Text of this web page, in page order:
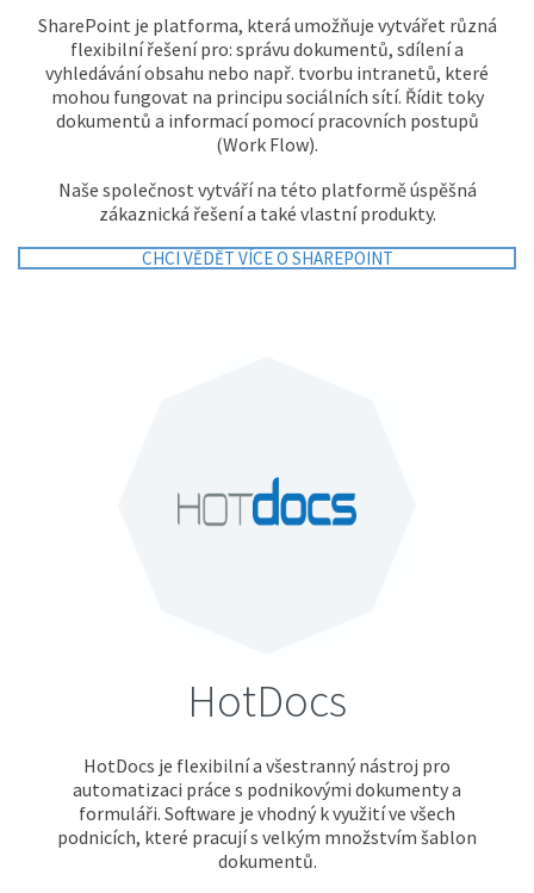
SharePoint je platforma, která umožňuje vytvářet různá
flexibilní řešení pro: správu dokumentů, sdílení a
vyhledávání obsahu nebo např. tvorbu intranetů, které
mohou fungovat na principu sociálních sítí. Řídit toky
dokumentů a informací pomocí pracovních postupů
(Work Flow).
Naše společnost vytváří na této platformě úspěšná
zákaznická řešení a také vlastní produkty.
CHCI VĚDĚT VÍCE O SHAREPOINT
HotDocs
HotDocs je flexibilní a všestranný nástroj pro
automatizaci práce s podnikovými dokumenty a
formuláři. Software je vhodný k využití ve všech
podnicích, které pracují s velkým množstvím šablon
dokumentů.